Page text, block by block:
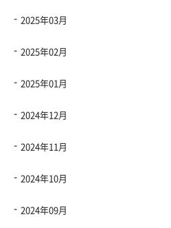
2025年03月
2025年02月
2025年01月
2024年12月
2024年11月
2024年10月
2024年09月